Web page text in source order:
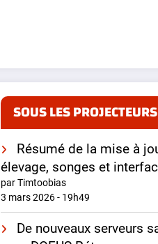
SOUS LES PROJECTEURS
Résumé de la mise à
élevage, songes et
par Timtoobias
3 mars 2026 - 19h49
De nouveaux serveurs